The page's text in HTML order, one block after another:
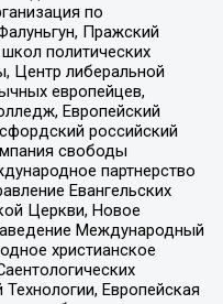
по
Пражский
политических
Центр либеральной
европейцев,
Европейский
российский
свободы
партнерство
Евангельских
Церкви, Новое
Международный
христианское
Европейская